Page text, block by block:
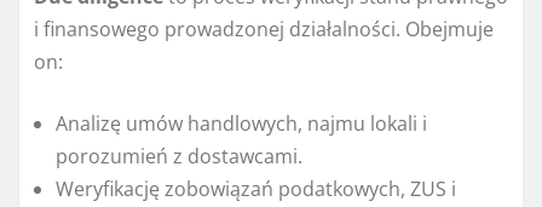
i finansowego prowadzonej działalności. Obejmuje
on:
Analizę umów handlowych, najmu lokali i
porozumień z dostawcami.
Weryfikację zobowiązań podatkowych, ZUS i